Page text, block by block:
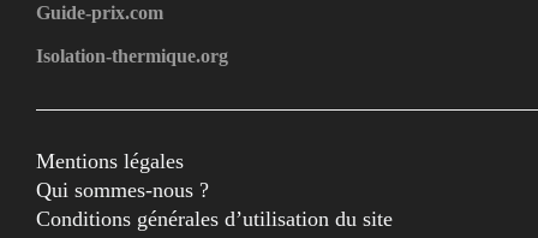
Guide-prix.com
Isolation-thermique.org
Mentions légales
Qui sommes-nous ?
Conditions générales d’utilisation du site